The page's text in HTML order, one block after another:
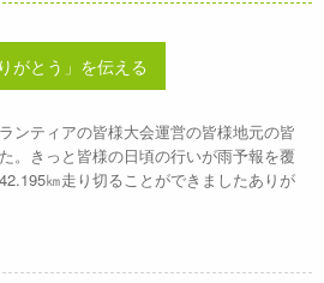
がとう」を伝える
ンティアの皆様大会運営の皆様地元の皆
。きっと皆様の日頃の行いが雨予報を覆
㎞走り切ることができましたありが